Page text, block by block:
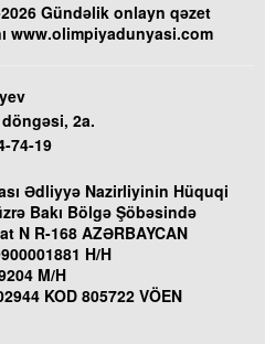
Gündəlik onlayn qəzet
www.olimpiyadunyasi.com
2a.
74-19
Ədliyyə Nazirliyinin Hüquqi
Bakı Bölgə Şöbəsində
N R-168 AZƏRBAYCAN
H/H
M/H
KOD 805722 VÖEN